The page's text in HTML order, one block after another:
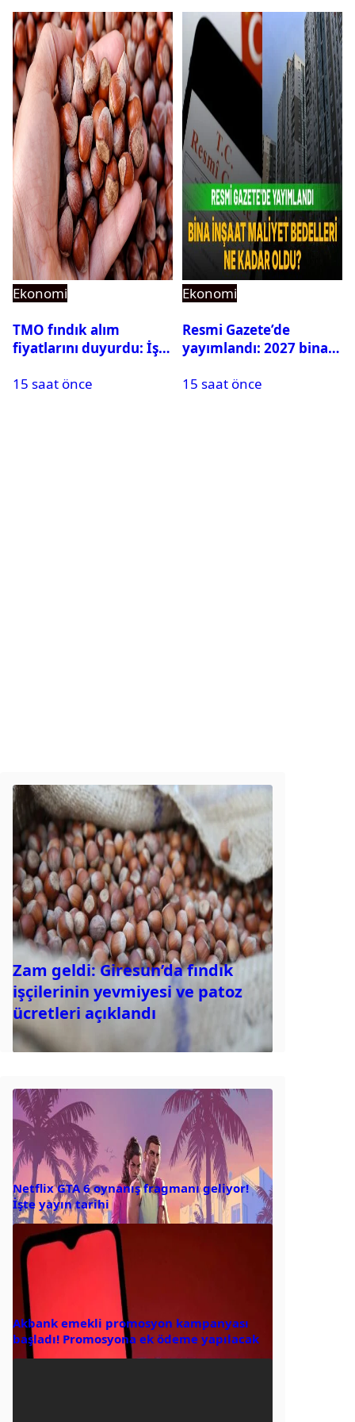
Ekonomi
TMO fındık alım
fiyatlarını duyurdu: İşte
fiyatları
15 saat önce
Ekonomi
Resmi Gazete’de
yayımlandı: 2027 bina
belirlendi
15 saat önce
Zam geldi: Giresun’da fındık
işçilerinin yevmiyesi ve patoz
ücretleri açıklandı
Netflix GTA 6 oynanış fragmanı geliyor!
İşte yayın tarihi
Akbank emekli promosyon kampanyası
başladı! Promosyona ek ödeme yapılacak